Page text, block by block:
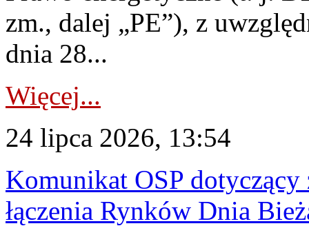
zm., dalej „PE”), z
dnia 28...
Więcej...
24 lipca 2026, 13:54
Komunikat OSP dotyczący
łączenia Rynków Dnia